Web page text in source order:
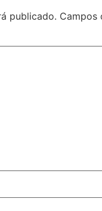
publicado. Campos